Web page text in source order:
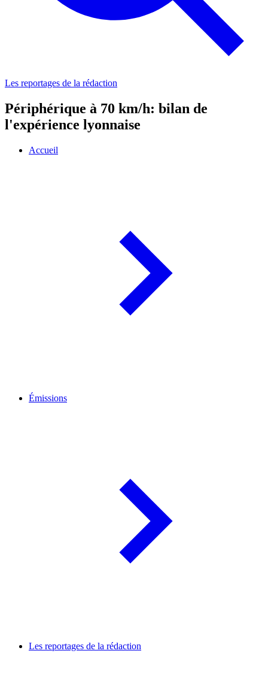
Les reportages de la rédaction
Périphérique à 70 km/h: bilan de
l'expérience lyonnaise
Accueil
Émissions
Les reportages de la rédaction